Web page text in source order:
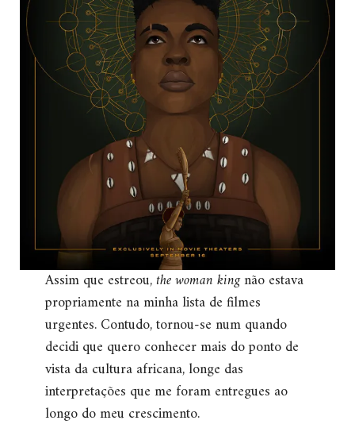
Assim que estreou,the woman kingnão estava
propriamente na minha lista de filmes
urgentes. Contudo, tornou-se num quando
decidi que quero conhecer mais do ponto de
vista da cultura africana, longe das
interpretações que me foram entregues ao
longo do meu crescimento.